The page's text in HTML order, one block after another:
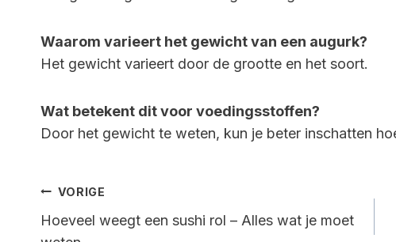
Waarom varieert het gewicht van een augurk?
Het gewicht varieert door de grootte en het soort.
Wat betekent dit voor voedingsstoffen?
Door het gewicht te weten, kun je beter inschatten
Bericht
Navigatie
VORIGE
Hoeveel weegt een sushi rol – Alles wat je moet